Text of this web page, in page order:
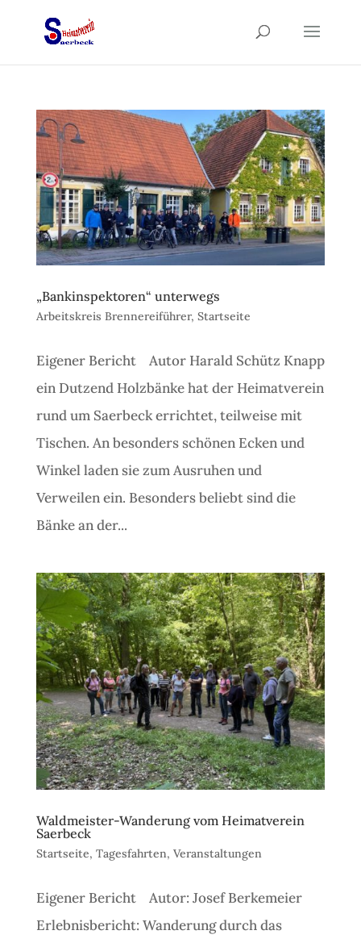
„Bankinspektoren“ unterwegs
Arbeitskreis Brennereiführer, Startseite
Eigener Bericht Autor Harald Schütz Knapp
ein Dutzend Holzbänke hat der Heimatverein
rund um Saerbeck errichtet, teilweise mit
Tischen. An besonders schönen Ecken und
Winkel laden sie zum Ausruhen und
Verweilen ein. Besonders beliebt sind die
Bänke an der...
Waldmeister-Wanderung vom Heimatverein
Saerbeck
Startseite, Tagesfahrten, Veranstaltungen
Eigener Bericht Autor: Josef Berkemeier
Erlebnisbericht: Wanderung durch das